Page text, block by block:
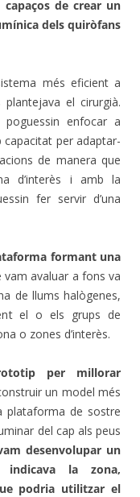
capaços de crear un
dels quiròfans
més eficient a
el cirurgià.
enfocar a
per adaptar-
de manera que
d’interès i amb la
fer servir d’una
formant una
vam avaluar a fons va
de llums halògenes,
el o els grups de
o zones d’interès.
per millorar
un model més
plataforma de sostre
del cap als peus
desenvolupar un
indicava la zona,
podria utilitzar el